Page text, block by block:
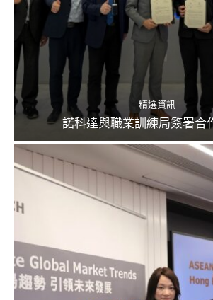
精選資訊
諾科達與職業訓練局簽署合